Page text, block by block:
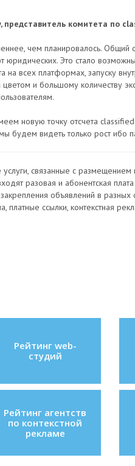
комитета по
чем планировалось.
юридических. Это стало
всех платформах, запуску
и большому количеству
новую точку отсчета
будем видеть только рост ибо
услуги, связанные с
разовая и абонентская
объявлений в
ссылки, контекстная
Рейтинг web-
студий
Рейтинг агентств
по контекстной
рекламе